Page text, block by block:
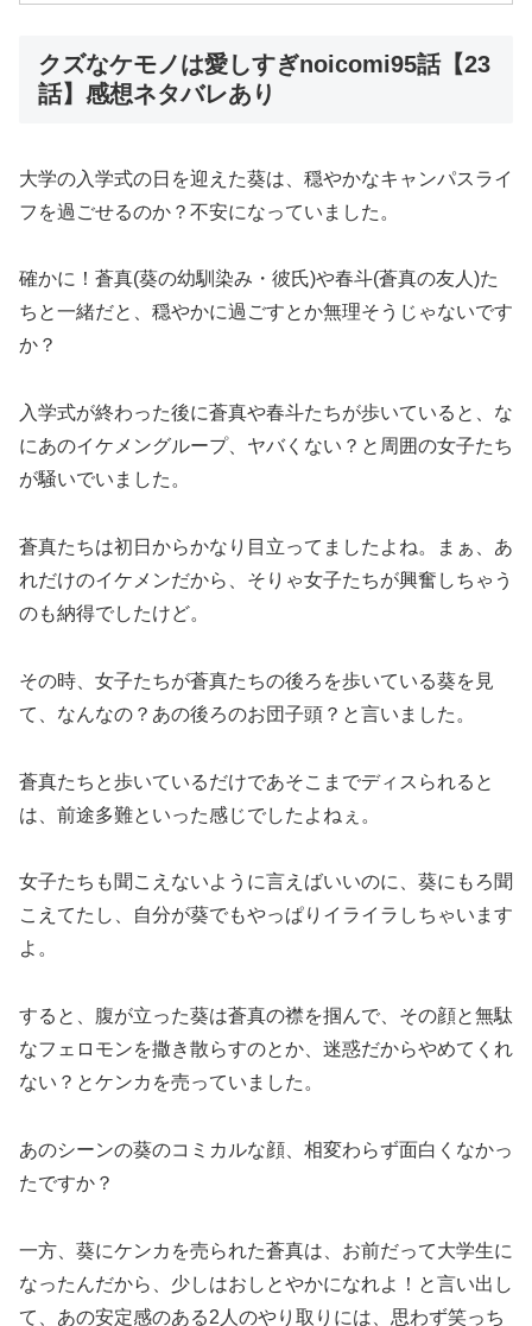
クズなケモノは愛しすぎnoicomi95話【23
話】感想ネタバレあり
大学の入学式の日を迎えた葵は、穏やかなキャンパスライ
フを過ごせるのか？不安になっていました。
確かに！蒼真(葵の幼馴染み・彼氏)や春斗(蒼真の友人)た
ちと一緒だと、穏やかに過ごすとか無理そうじゃないです
か？
入学式が終わった後に蒼真や春斗たちが歩いていると、な
にあのイケメングループ、ヤバくない？と周囲の女子たち
が騒いでいました。
蒼真たちは初日からかなり目立ってましたよね。まぁ、あ
れだけのイケメンだから、そりゃ女子たちが興奮しちゃう
のも納得でしたけど。
その時、女子たちが蒼真たちの後ろを歩いている葵を見
て、なんなの？あの後ろのお団子頭？と言いました。
蒼真たちと歩いているだけであそこまでディスられると
は、前途多難といった感じでしたよねぇ。
女子たちも聞こえないように言えばいいのに、葵にもろ聞
こえてたし、自分が葵でもやっぱりイライラしちゃいます
よ。
すると、腹が立った葵は蒼真の襟を掴んで、その顔と無駄
なフェロモンを撒き散らすのとか、迷惑だからやめてくれ
ない？とケンカを売っていました。
あのシーンの葵のコミカルな顔、相変わらず面白くなかっ
たですか？
一方、葵にケンカを売られた蒼真は、お前だって大学生に
なったんだから、少しはおしとやかになれよ！と言い出し
て、あの安定感のある2人のやり取りには、思わず笑っち